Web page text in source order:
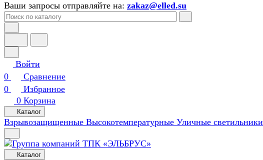
Ваши запросы отправляйте на: zakaz@elled.su
Войти
0
Сравнение
0
Избранное
0 Корзина
Каталог
Взрывозащищенные Высокотемпературные Уличные светильники
Каталог